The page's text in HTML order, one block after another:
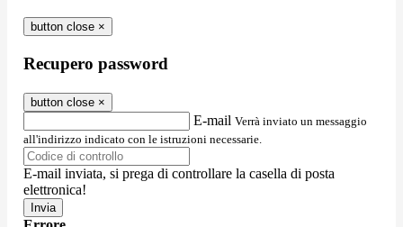
button close ×
Recupero password
button close ×
E-mail Verrà inviato un messaggio
all'indirizzo indicato con le istruzioni necessarie.
E-mail inviata, si prega di controllare la casella di posta
elettronica!